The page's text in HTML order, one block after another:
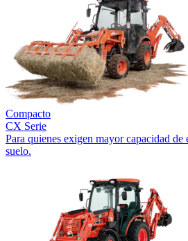
Compacto
CX Serie
Para quienes exigen mayor capacidad
suelo.